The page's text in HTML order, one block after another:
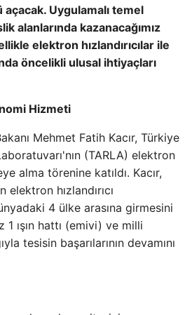
açacak. Uygulamalı temel
alanlarında kazanacağımız
elektron hızlandırıcılar ile
öncelikli ulusal ihtiyaçları
Hizmeti
Mehmet Fatih Kacır, Türkiye
(TARLA) elektron
alma törenine katıldı. Kacır,
hızlandırıcı
4 ülke arasına girmesini
1 ışın hattı (emivi) ve milli
tesisin başarılarının devamını